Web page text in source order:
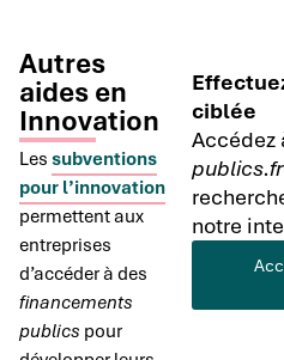
Autres
aides en
Innovation
Les subventions
pour l’innovation
permettent aux
entreprises
d’accéder à des
financements
publics pour
ciblée
Accédez
publics.fr
notre